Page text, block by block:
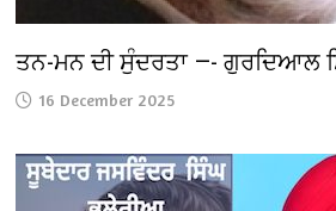
ਤਨ-ਮਨ ਦੀ ਸੁੰਦਰਤਾ —- ਗੁਰਦਿਆਲ
16 December 2025